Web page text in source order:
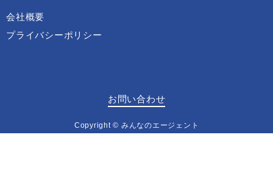
会社概要
プライバシーポリシー
お問い合わせ
Copyright © みんなのエージェント